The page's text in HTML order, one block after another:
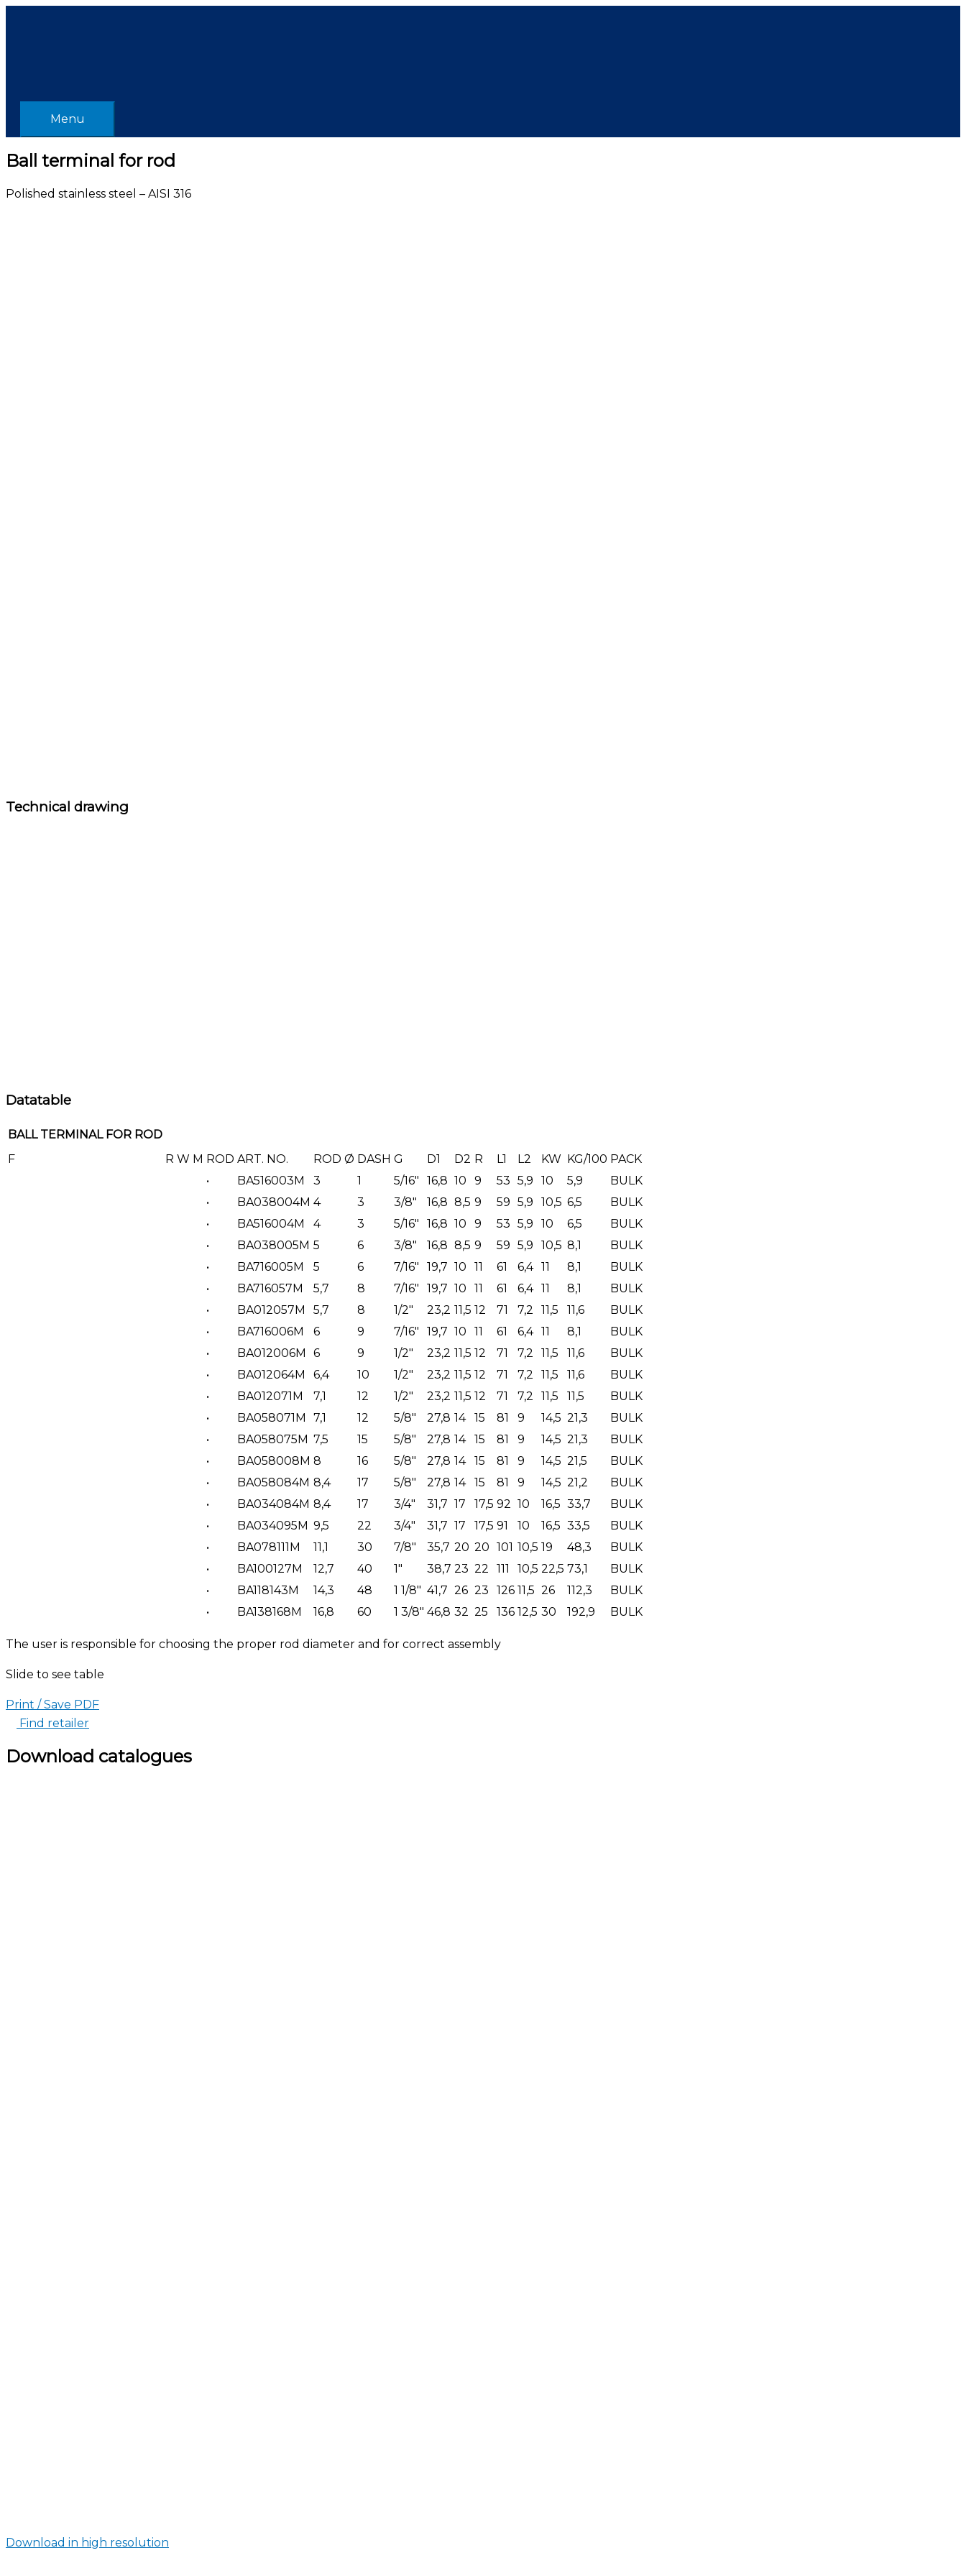
Skip
Menu
Menu
Ball terminal for rod
Polished stainless steel – AISI 316
Technical drawing
Datatable
BALL TERMINAL FOR ROD
F
R W M ROD ART. NO. ROD Ø DASH G D1 D2 R L1 L2 KW KG/100 PACK
•
BA516003M 3 1 5/16" 16,8 10 9 53 5,9 10 5,9
BULK
•
BA038004M 4 3 3/8" 16,8 8,5 9 59 5,9 10,5 6,5
BULK
•
BA516004M 4 3 5/16" 16,8 10 9 53 5,9 10 6,5
BULK
•
BA038005M 5 6 3/8" 16,8 8,5 9 59 5,9 10,5 8,1
BULK
•
BA716005M 5 6 7/16" 19,7 10 11 61 6,4 11 8,1
BULK
•
BA716057M 5,7 8 7/16" 19,7 10 11 61 6,4 11 8,1
BULK
•
BA012057M 5,7 8 1/2" 23,2 11,5 12 71 7,2 11,5 11,6
BULK
•
BA716006M 6 9 7/16" 19,7 10 11 61 6,4 11 8,1
BULK
•
BA012006M 6 9 1/2" 23,2 11,5 12 71 7,2 11,5 11,6
BULK
•
BA012064M 6,4 10 1/2" 23,2 11,5 12 71 7,2 11,5 11,6
BULK
•
BA012071M 7,1 12 1/2" 23,2 11,5 12 71 7,2 11,5 11,5
BULK
•
BA058071M 7,1 12 5/8" 27,8 14 15 81 9 14,5 21,3
BULK
•
BA058075M 7,5 15 5/8" 27,8 14 15 81 9 14,5 21,3
BULK
•
BA058008M 8 16 5/8" 27,8 14 15 81 9 14,5 21,5
BULK
•
BA058084M 8,4 17 5/8" 27,8 14 15 81 9 14,5 21,2
BULK
•
BA034084M 8,4 17 3/4" 31,7 17 17,5 92 10 16,5 33,7
BULK
•
BA034095M 9,5 22 3/4" 31,7 17 17,5 91 10 16,5 33,5
BULK
•
BA078111M 11,1 30 7/8" 35,7 20 20 101 10,5 19 48,3
BULK
•
BA100127M 12,7 40 1" 38,7 23 22 111 10,5 22,5 73,1
BULK
•
BA118143M 14,3 48 1 1/8" 41,7 26 23 126 11,5 26 112,3
BULK
•
BA138168M 16,8 60 1 3/8" 46,8 32 25 136 12,5 30 192,9 BULK
The user is responsible for choosing the proper rod diameter and for correct assembly
Slide to see table
Print / Save PDF
Find retailer
Download catalogues
Download in high resolution